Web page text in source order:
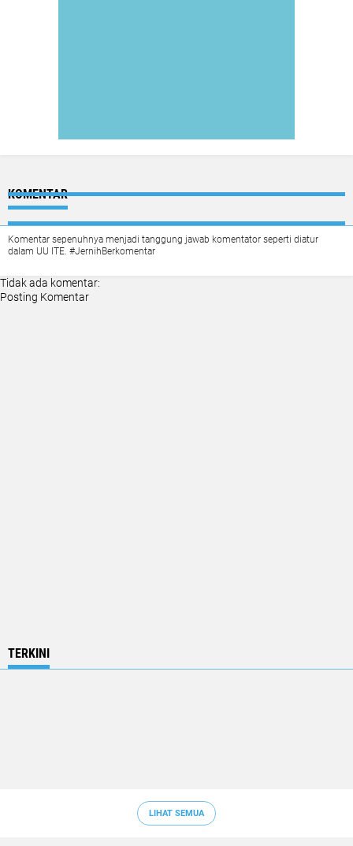
KOMENTAR
Komentar sepenuhnya menjadi tanggung jawab komentator seperti diatur
dalam UU ITE. #JernihBerkomentar
Tidak ada komentar:
Posting Komentar
TERKINI
LIHAT SEMUA